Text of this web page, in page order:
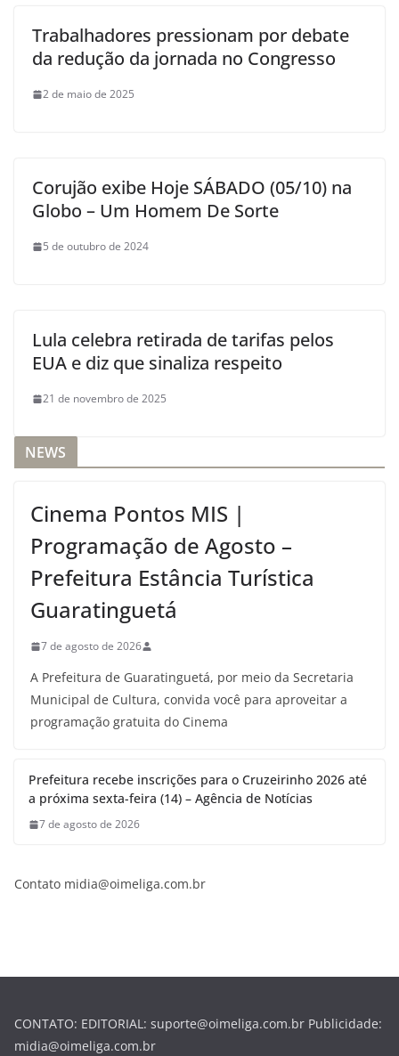
Trabalhadores pressionam por debate
da redução da jornada no Congresso
2 de maio de 2025
Corujão exibe Hoje SÁBADO (05/10) na
Globo – Um Homem De Sorte
5 de outubro de 2024
Lula celebra retirada de tarifas pelos
EUA e diz que sinaliza respeito
21 de novembro de 2025
NEWS
Cinema Pontos MIS |
Programação de Agosto –
Prefeitura Estância Turística
Guaratinguetá
7 de agosto de 2026
A Prefeitura de Guaratinguetá, por meio da Secretaria
Municipal de Cultura, convida você para aproveitar a
programação gratuita do Cinema
Prefeitura recebe inscrições para o Cruzeirinho 2026 até
a próxima sexta-feira (14) – Agência de Notícias
7 de agosto de 2026
Contato midia@oimeliga.com.br
CONTATO: EDITORIAL: suporte@oimeliga.com.br Publicidade:
midia@oimeliga.com.br